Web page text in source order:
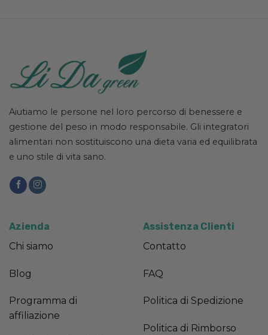
Aiutiamo le persone nel loro percorso di benessere e
gestione del peso in modo responsabile. Gli integratori
alimentari non sostituiscono una dieta varia ed equilibrata
e uno stile di vita sano.
Azienda
Chi siamo
Blog
Programma di
affiliazione
Assistenza Clienti
Contatto
FAQ
Politica di Spedizione
Politica di Rimborso